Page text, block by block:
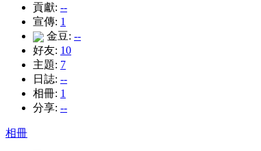
貢獻: --
宣傳: 1
金豆: --
好友: 10
主題: 7
日誌: --
相冊: 1
分享: --
相冊